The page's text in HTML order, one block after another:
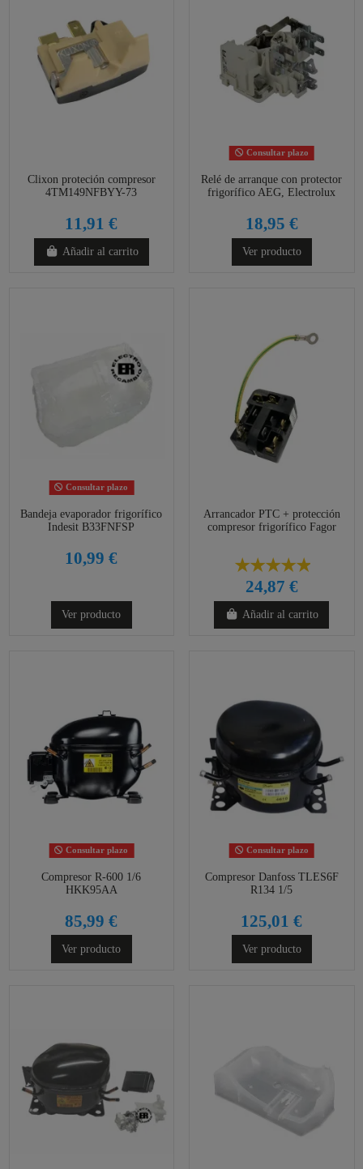
Clixon proteción compresor
4TM149NFBYY-73
11,91 €
Añadir al carrito
Consultar plazo
Relé de arranque con protector
frigorífico AEG, Electrolux
18,95 €
Ver producto
Consultar plazo
Bandeja evaporador frigorífico
Indesit B33FNFSP
10,99 €
Ver producto
Arrancador PTC + protección
compresor frigorífico Fagor
24,87 €
Añadir al carrito
Consultar plazo
Compresor R-600 1/6
HKK95AA
85,99 €
Ver producto
Consultar plazo
Compresor Danfoss TLES6F
R134 1/5
125,01 €
Ver producto